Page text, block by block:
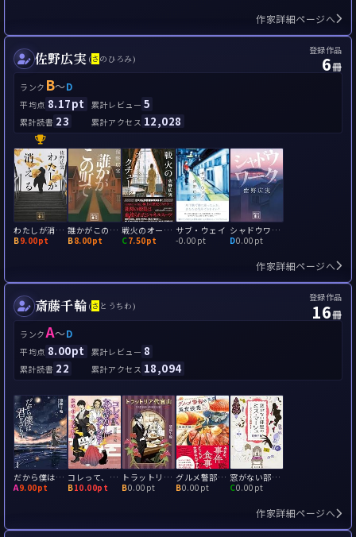
作家詳細ページへ
佐野広実 (さ のひろみ)
登録作品
6冊
ランク B～D
平均点 8.17pt 累計レビュー 5
累計読書 23 累計アクセス 12,028
わたしが消える
B9.00pt
誰かがこの町で
B8.00pt
戦火のオートクチュール
C7.50pt
サブ・ウェイ
-0.00pt
シャドウワーク
D0.00pt
作家詳細ページへ
斎藤千輪 (さ とうちわ)
登録作品
16冊
ランクA～D
平均点 8.00pt 累計レビュー 8
累計読書 22 累計アクセス 18,094
だから僕は君をさらう
A9.00pt
コレって、あやかしですよね? ～放送中止の怪事件～
B10.00pt
トラットリア代官山
B0.00pt
グルメ警部の美食捜査
B0.00pt
窓がない部屋のミス・マーシュ 占いユニットで謎解きを
C0.00pt
作家詳細ページへ